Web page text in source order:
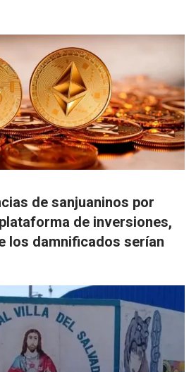
de sanjuaninos por
de inversiones,
los damnificados serían